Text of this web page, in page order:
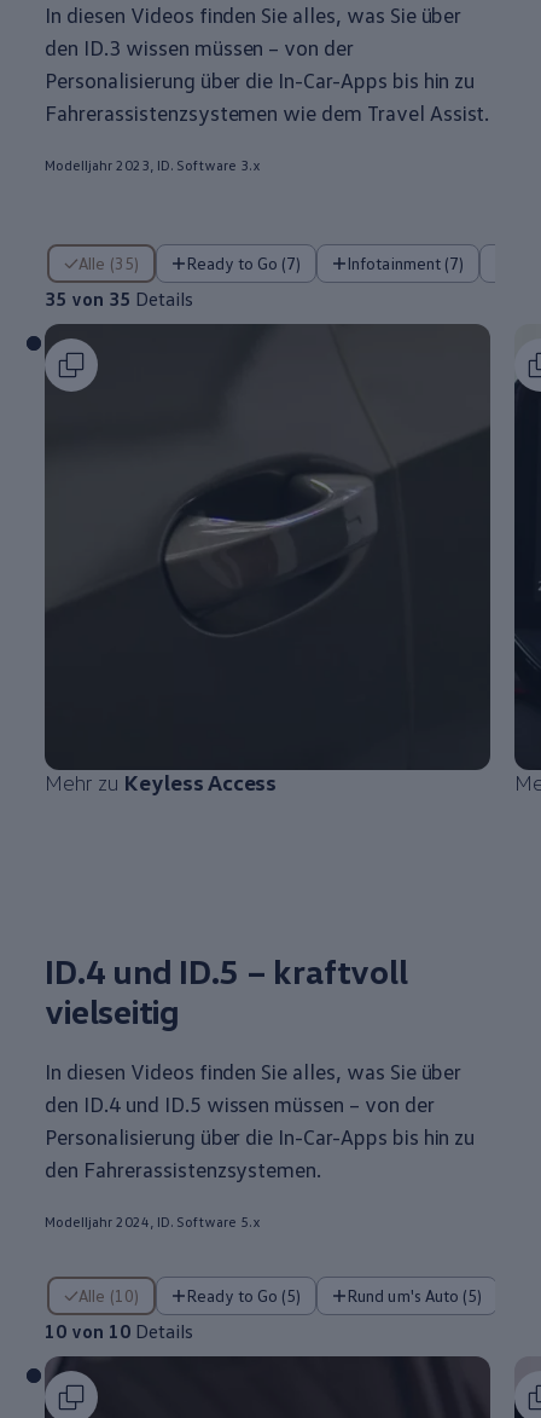
In diesen Videos finden Sie alles, was Sie über
den ID.3 wissen müssen – von der
Personalisierung über die In-Car-Apps bis hin zu
Fahrerassistenzsystemen wie dem Travel Assist.
Modelljahr 2023, ID. Software 3.x
Alle (35) Ready to Go (7) Infotainment (7)
35 von 35 Details
35 von 35 Details
Mehr zu Keyless Access
ID.4 und ID.5 – kraftvoll
vielseitig
In diesen Videos finden Sie alles, was Sie über
den ID.4 und ID.5 wissen müssen – von der
Personalisierung über die In-Car-Apps bis hin zu
den Fahrerassistenzsystemen.
Modelljahr 2024, ID. Software 5.x
Alle (10) Ready to Go (5) Rund um's Auto (5)
10 von 10 Details
10 von 10 Details